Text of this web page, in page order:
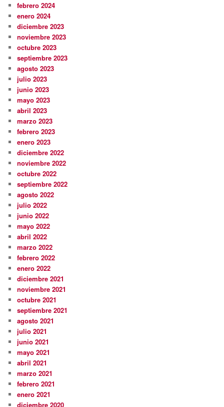
febrero 2024
enero 2024
diciembre 2023
noviembre 2023
octubre 2023
septiembre 2023
agosto 2023
julio 2023
junio 2023
mayo 2023
abril 2023
marzo 2023
febrero 2023
enero 2023
diciembre 2022
noviembre 2022
octubre 2022
septiembre 2022
agosto 2022
julio 2022
junio 2022
mayo 2022
abril 2022
marzo 2022
febrero 2022
enero 2022
diciembre 2021
noviembre 2021
octubre 2021
septiembre 2021
agosto 2021
julio 2021
junio 2021
mayo 2021
abril 2021
marzo 2021
febrero 2021
enero 2021
diciembre 2020